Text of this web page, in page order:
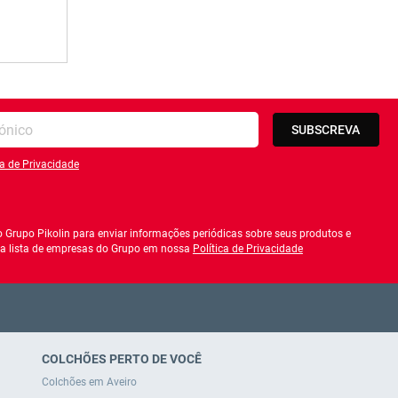
de privacidade
de Privacidade
SUBSCREVA
Pikolin para enviar informações periódicas sobre seus produtos e
lista de empresas do Grupo em nossa Política de Privacidade
COLCHÕES PERTO DE VOCÊ
Colchões em Aveiro